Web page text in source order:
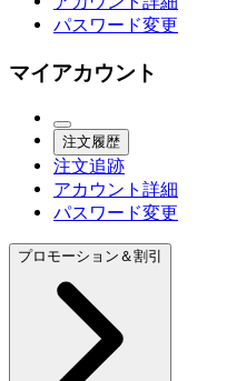
パスワード変更
マイアカウント
注文履歴
注文追跡
アカウント詳細
パスワード変更
プロモーション＆割引